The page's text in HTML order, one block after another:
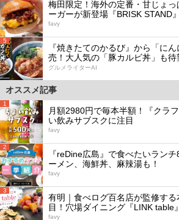
梅田限定！海外の定番・甘じょ
ーガーが新登場『BRISK STAND』
favy
5
『焼きたてのかるび』から「に
売！大人気の「豚カルビ丼」も待
グルメライターAI
オススメ記事
1
月額2980円で毎本半額！『クラ
い飲みサブスクに注目
favy
2
『reDine広島』で食べたいラン
ーメン、海鮮丼、麻辣湯も！
favy
3
有明｜食べログ百名店が監修す
目！穴場ダイニング『LINK table』
favy